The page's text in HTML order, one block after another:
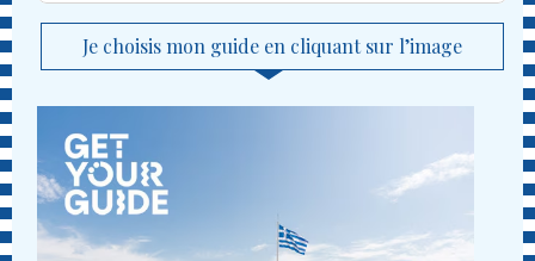
Je choisis mon guide en cliquant sur l’image